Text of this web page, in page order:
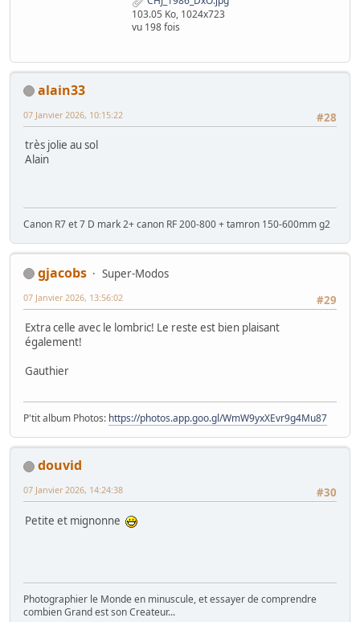
103.05 Ko, 1024x723
vu 198 fois
alain33
#28
07 Janvier 2026, 10:15:22
très jolie au sol
Alain
Canon R7 et 7 D mark 2+ canon RF 200-800 + tamron 150-600mm g2
gjacobs
Super-Modos
#29
07 Janvier 2026, 13:56:02
Extra celle avec le lombric! Le reste est bien plaisant
également!
Gauthier
P'tit album Photos: https://photos.app.goo.gl/WmW9yxXEvr9g4Mu87
douvid
#30
07 Janvier 2026, 14:24:38
Petite et mignonne
Photographier le Monde en minuscule, et essayer de comprendre
combien Grand est son Createur...